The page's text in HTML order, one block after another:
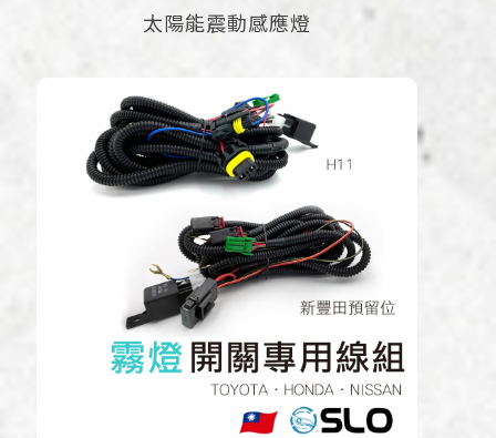
太陽能震動感應燈